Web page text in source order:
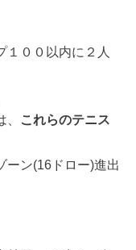
００以内に２人
これらのテニス
ーン(16ドロー)進出